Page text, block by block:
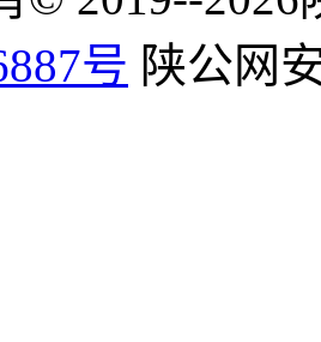
号 陕公网